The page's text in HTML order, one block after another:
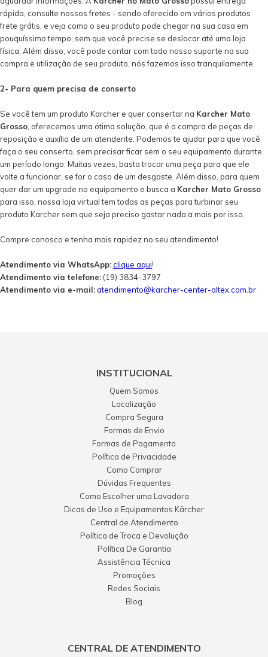
rápida, consulte nossos fretes - sendo oferecido em vários produtos
frete grátis, e veja como o seu produto pode chegar na sua casa em
pouquíssimo tempo, sem que você precise se deslocar até uma loja
física. Além disso, você pode contar com todo nosso suporte na sua
compra e utilização de seu produto, nós fazemos isso tranquilamente.
2- Para quem precisa de conserto
Se você tem um produto Karcher e quer consertar na Karcher Mato
Grosso , oferecemos uma ótima solução, que é a compra de peças de
reposição e auxílio de um atendente. Podemos te ajudar para que você
faça o seu conserto, sem precisar ficar sem o seu equipamento durante
um período longo. Muitas vezes, basta trocar uma peça para que ele
volte a funcionar, se for o caso de um desgaste. Além disso, para quem
quer dar um upgrade no equipamento e busca a Karcher Mato Grosso
para isso, nossa loja virtual tem todas as peças para turbinar seu
produto Karcher sem que seja preciso gastar nada a mais por isso.
Compre conosco e tenha mais rapidez no seu atendimento!
Atendimento via WhatsApp:clique aqui!
Atendimento via telefone: (19) 3834-3797
Atendimento via e-mail:atendimento@karcher-center-altex.com.br
INSTITUCIONAL
Quem Somos
Localização
Compra Segura
Formas de Envio
Formas de Pagamento
Política de Privacidade
Como Comprar
Dúvidas Frequentes
Como Escolher uma Lavadora
Dicas de Uso e Equipamentos Kärcher
Central de Atendimento
Política de Troca e Devolução
Política De Garantia
Assistência Técnica
Promoções
Redes Sociais
Blog
CENTRAL DE ATENDIMENTO